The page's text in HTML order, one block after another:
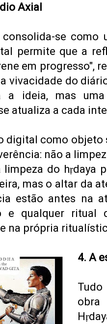
Axial
se como
permite que a
em progresso",
vivacidade do
a ideia, mas
atualiza a cada
digital como objeto
não a
limpeza do hṛdaya
mas o altar da
estão antes na
e qualquer ritual
na própria
4. A